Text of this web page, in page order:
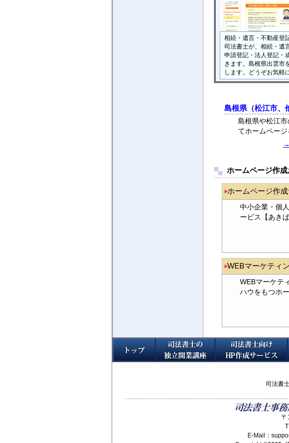
相続・遺言・不動産登
司法書士が、相続・遺
申請登記・法人登記・
きます。島根県出雲市
します。どうぞお気軽
島根県（松江市、
島根県や松江
てホームページ
ホームページ作
ホームページ作
中小企業・個
ービス【あき
WEBマーケティ
WEBマーケテ
ハウをもつホ
司法書
〒
E-Mail：